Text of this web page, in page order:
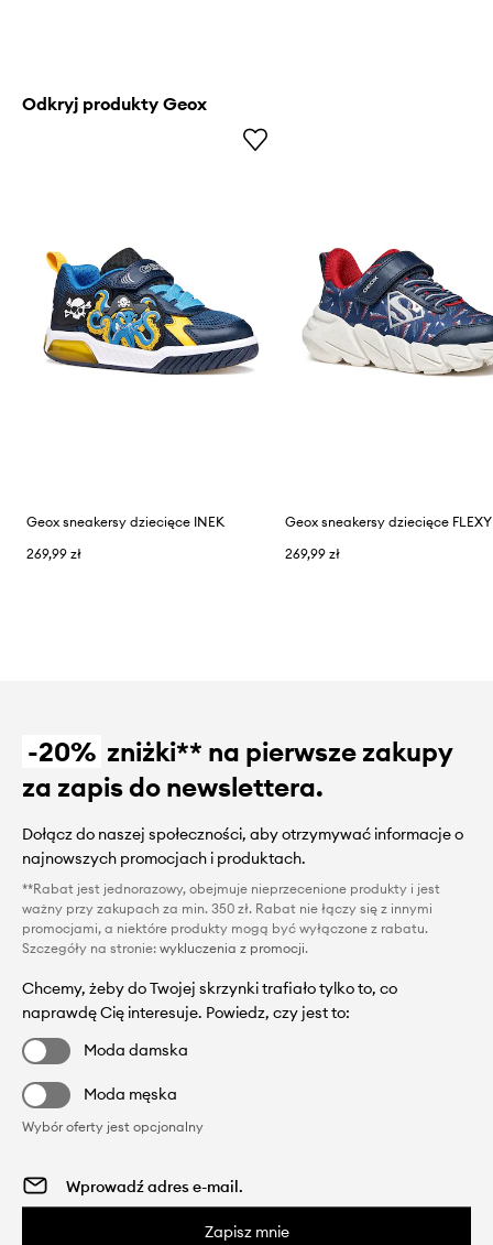
Odkryj produkty Geox
Geox sneakersy dziecięce INEK
269,99 zł
269,99 zł
-20% zniżki** na pierwsze zakupy
za zapis do newslettera.
Dołącz do naszej społeczności, aby otrzymywać informacje o
najnowszych promocjach i produktach.
**Rabat jest jednorazowy, obejmuje nieprzecenione produkty i jest
ważny przy zakupach za min. 350 zł. Rabat nie łączy się z innymi
promocjami, a niektóre produkty mogą być wyłączone z rabatu.
Szczegóły na stronie: wykluczenia z promocji.
Chcemy, żeby do Twojej skrzynki trafiało tylko to, co
naprawdę Cię interesuje. Powiedz, czy jest to:
Moda damska
Moda męska
Wybór oferty jest opcjonalny
Zapisz mnie